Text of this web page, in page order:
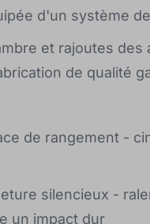
d'un système
et rajoutes des
de qualité
de rangement -
silencieux -
un impact dur